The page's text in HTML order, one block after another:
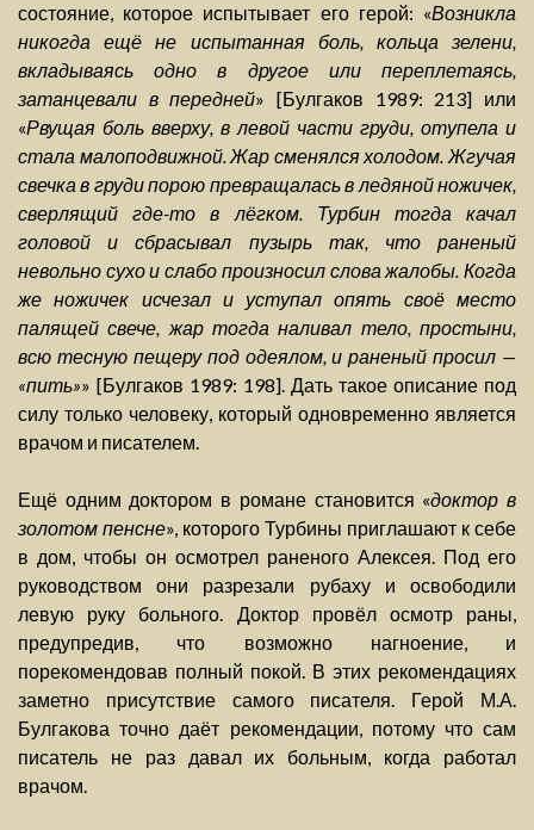
состояние, которое испытывает его герой: «Возникла
никогда ещё не испытанная боль, кольца зелени,
вкладываясь одно в другое или переплетаясь,
затанцевали в передней» [Булгаков 1989: 213] или
«Рвущая боль вверху, в левой части груди, отупела и
стала малоподвижной. Жар сменялся холодом. Жгучая
свечка в груди порою превращалась в ледяной ножичек,
сверлящий где-то в лёгком. Турбин тогда качал
головой и сбрасывал пузырь так, что раненый
невольно сухо и слабо произносил слова жалобы. Когда
же ножичек исчезал и уступал опять своё место
палящей свече, жар тогда наливал тело, простыни,
всю тесную пещеру под одеялом, и раненый просил —
«пить»» [Булгаков 1989: 198]. Дать такое описание под
силу только человеку, который одновременно является
врачом и писателем.
Ещё одним доктором в романе становится «доктор в
золотом пенсне», которого Турбины приглашают к себе
в дом, чтобы он осмотрел раненого Алексея. Под его
руководством они разрезали рубаху и освободили
левую руку больного. Доктор провёл осмотр раны,
предупредив, что возможно нагноение, и
порекомендовав полный покой. В этих рекомендациях
заметно присутствие самого писателя. Герой М.А.
Булгакова точно даёт рекомендации, потому что сам
писатель не раз давал их больным, когда работал
врачом.